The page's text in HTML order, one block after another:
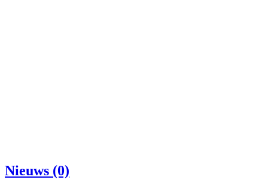
Nieuws (0)